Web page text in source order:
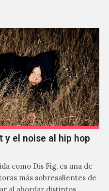
y el noise al hip hop
como Dis Fig, es una de
más sobresalientes de
al abordar distintos